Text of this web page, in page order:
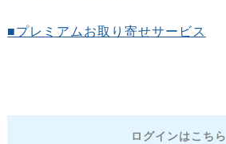
■プレミアムお取り寄せサービス
ログインはこちら